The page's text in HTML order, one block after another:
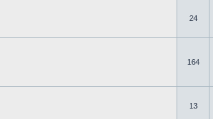
24
164
13